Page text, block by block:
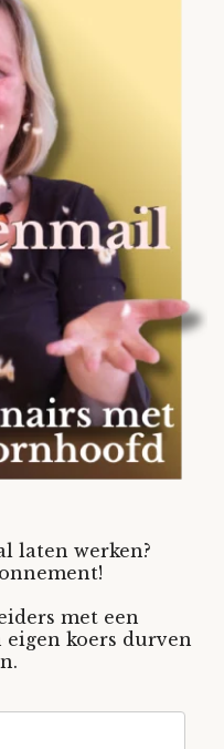
laten werken?
met een
koers durven